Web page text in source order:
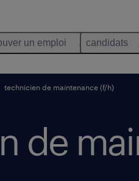
un emploi candidats
technicien de maintenance (f/h)
de